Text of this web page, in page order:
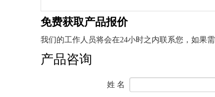
免费获取产品报价
我们的工作人员将会在24小时之内联系您，如果
产品咨询
姓 名